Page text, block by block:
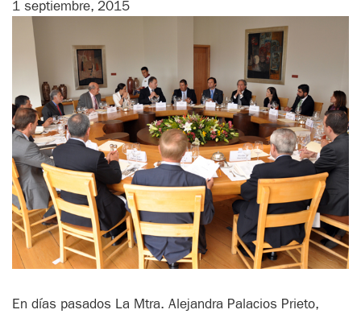
1 septiembre, 2015
En días pasados La Mtra. Alejandra Palacios Prieto,